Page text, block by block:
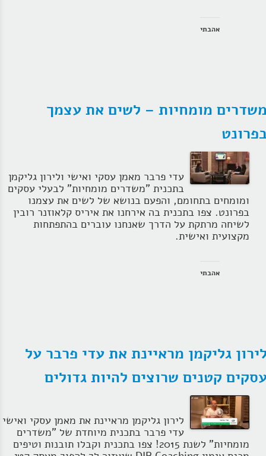
אהבתי
מומחיות – לשים את עצמך
עדי פרבר מאמן עסקי ואישי ולירון גליקמן
בתכנית "משדרים מומחיות" לבעלי עסקים
ומומחים בתחומם, והפעם בנושא של לשים את עצמנו
בפרונט. צפו בתכנית בה אירחנו את איריס קלאוזנר רובין
לשיחה מרתקת על הדרך שאנחנו עוברים בהתפתחות
מקצועית ואישית.
אהבתי
גליקמן מראיינת את עדי פרבר על
קטנים שרוצים להיות גדולים
לירון גליקמן מראיינת את מאמן עסקי ואישי
עדי פרבר בתכנית מיוחדת של "משדרים
מומחיות" לשנת 2015! צפו בתכנית וקבלו תובנות וטיפים